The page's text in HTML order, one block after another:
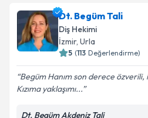
Dt. Begüm Tali
Diş Hekimi
İzmir, Urla
5 (113 Değerlendirme)
Begüm Hanım son derece özverili,
Kızıma yaklaşımı...
Dt. Begüm Akdeniz Tali